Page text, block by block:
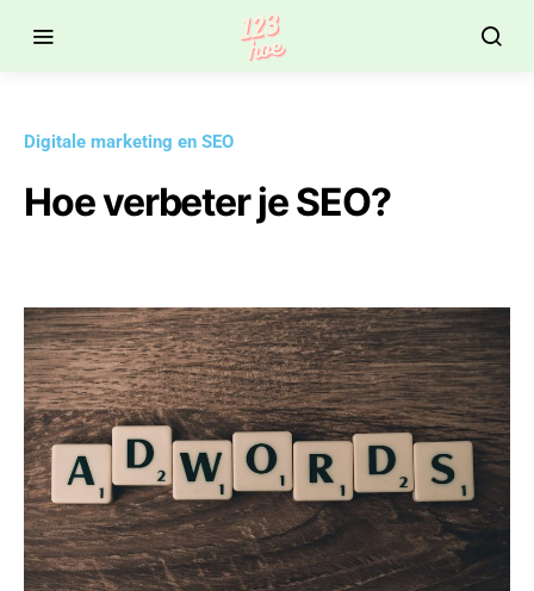
Digitale marketing en SEO
Hoe verbeter je SEO?